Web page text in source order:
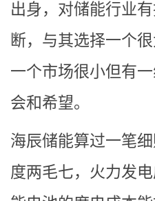
出身，对储能行业
断，与其选择一个
一个市场很小但有
会和希望。
海辰储能算过一笔
度两毛七，火力发